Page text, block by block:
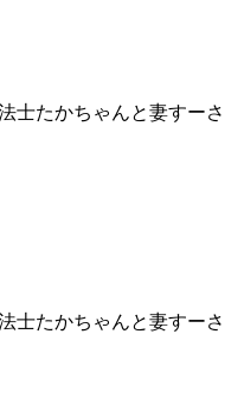
士たかちゃんと妻すーさ
士たかちゃんと妻すーさ